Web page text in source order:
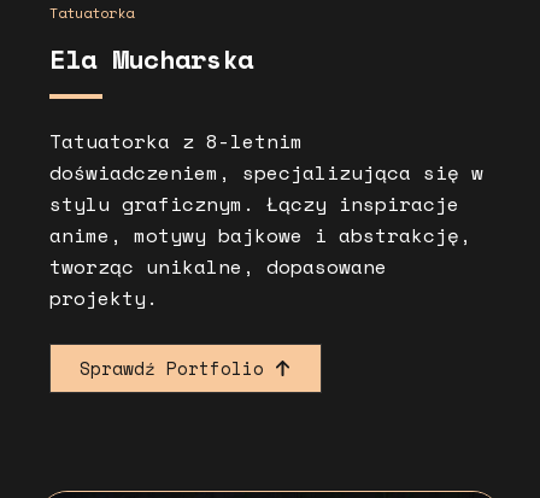
Tatuatorka
Ela Mucharska
Tatuatorka z 8-letnim
doświadczeniem, specjalizująca się w
stylu graficznym. Łączy inspiracje
anime, motywy bajkowe i abstrakcję,
tworząc unikalne, dopasowane
projekty.
Sprawdź Portfolio